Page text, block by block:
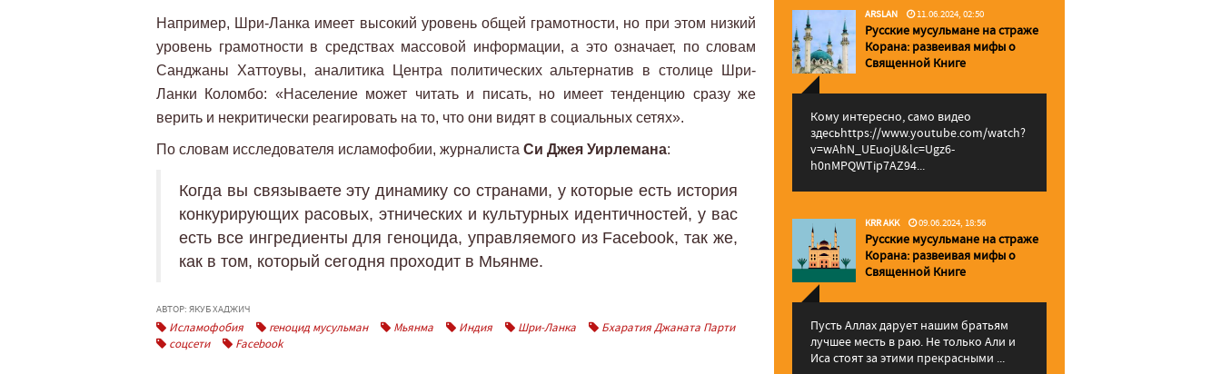
Например, Шри-Ланка имеет высокий уровень общей грамотности, но при этом низкий
уровень грамотности в средствах массовой информации, а это означает, по словам
Санджаны Хаттоувы, аналитика Центра политических альтернатив в столице Шри-
Ланки Коломбо: «Население может читать и писать, но имеет тенденцию сразу же
верить и некритически реагировать на то, что они видят в социальных сетях».
По словам исследователя исламофобии, журналиста Си Джея Уирлемана:
Когда вы связываете эту динамику со странами, у которые есть история
конкурирующих расовых, этнических и культурных идентичностей, у вас
есть все ингредиенты для геноцида, управляемого из Facebook, так же,
как в том, который сегодня проходит в Мьянме.
АВТОР: ЯКУБ ХАДЖИЧ
Исламофобия геноцид мусульман Мьянма Индия Шри-Ланка
Бхаратия Джаната Парти
соцсети
Facebook
ARSLAN 11.06.2024, 02:50
Русские мусульмане на страже
Корана: pазвеивая мифы о
Священной Книге
Кому интересно, само видео
здесьhttps://www.youtube.com/watch?
v=wAhN_UEuojU&lc=Ugz6-
h0nMPQWTip7AZ94...
KRR AKK 09.06.2024, 18:56
Русские мусульмане на страже
Корана: pазвеивая мифы о
Священной Книге
Пусть Аллах дарует нашим братьям
лучшее месть в раю. Не только Али и
Иса стоят за этими прекрасными ...